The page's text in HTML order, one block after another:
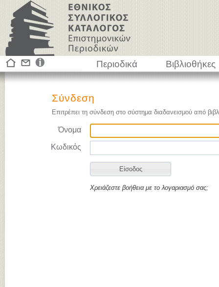
Περιοδικά Βιβλιοθήκες
Σύνδεση
Επιτρέπει τη σύνδεση στο σύστημα διαδανεισμού από
Όνομα
Κωδικός
Χρειάζεστε βοήθεια με το λογαριασμό σας;